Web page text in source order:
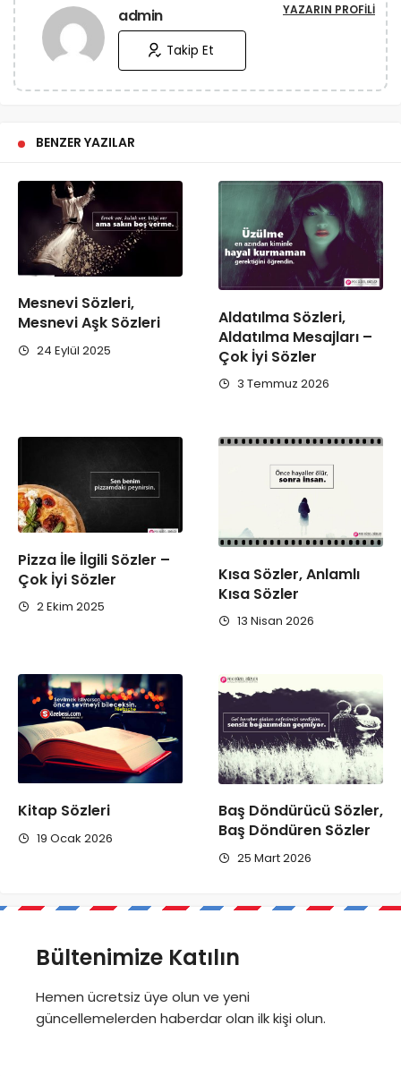
admin YAZARIN PROFILI
Takip Et
BENZER YAZILAR
Mesnevi Sözleri,
Mesnevi Aşk Sözleri
24 Eylül 2025
Aldatılma Sözleri,
Aldatılma Mesajları –
Çok İyi Sözler
3 Temmuz 2026
Pizza İle İlgili Sözler –
Çok İyi Sözler
2 Ekim 2025
Kısa Sözler, Anlamlı
Kısa Sözler
13 Nisan 2026
Kitap Sözleri
19 Ocak 2026
Baş Döndürücü Sözler,
Baş Döndüren Sözler
25 Mart 2026
Bültenimize Katılın
Hemen ücretsiz üye olun ve yeni
güncellemelerden haberdar olan ilk kişi olun.